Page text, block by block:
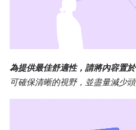
為提供最佳舒適性，請將內容置
可確保清晰的視野，並盡量減少